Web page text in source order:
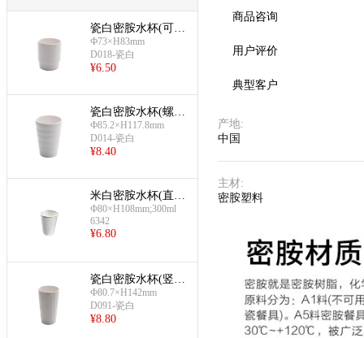
瓷白密胺水杯(可叠
杯)
Ф73×H83mm
D018-瓷白
¥6.50
瓷白密胺水杯(螺纹
杯)
Ф85.2×H117.8mm
D014-瓷白
¥8.40
米白密胺水杯(直
身)
Ф80×H108mm;300ml
6342
¥6.80
瓷白密胺水杯(竖纹
杯)
Ф80.7×H142mm
D091-瓷白
¥8.80
商品咨询
用户评价
典型客户
产地:
中国
主材:
密胺塑料